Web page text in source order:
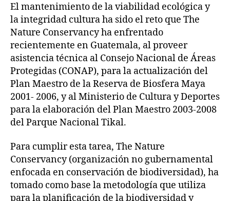
El mantenimiento de la viabilidad ecológica y
la integridad cultura ha sido el reto que The
Nature Conservancy ha enfrentado
recientemente en Guatemala, al proveer
asistencia técnica al Consejo Nacional de Áreas
Protegidas (CONAP), para la actualización del
Plan Maestro de la Reserva de Biosfera Maya
2001- 2006, y al Ministerio de Cultura y Deportes
para la elaboración del Plan Maestro 2003-2008
del Parque Nacional Tikal.
Para cumplir esta tarea, The Nature
Conservancy (organización no gubernamental
enfocada en conservación de biodiversidad), ha
tomado como base la metodología que utiliza
para la planificación de la biodiversidad y